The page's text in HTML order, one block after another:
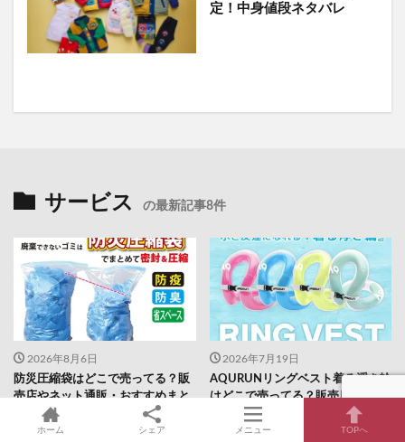
定！中身値段ネタバレ
サービス の最新記事8件
2026年8月6日
防災圧縮袋はどこで売ってる？販
売店やネット通販・おすすめまと
2026年7月19日
AQURUNリングベスト着る浮き輪
はどこで売ってる？販売店や最安
ホーム シェア メニュー TOPへ